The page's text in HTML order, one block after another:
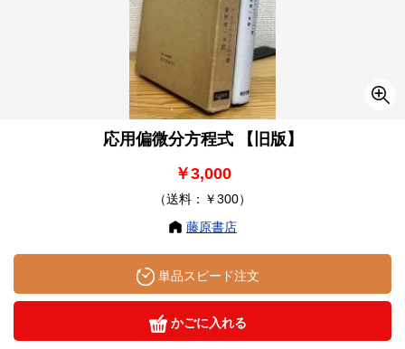
応用偏微分方程式 【旧版】
￥3,000
（送料：￥300）
藤原書店
単品スピード注文
かごに入れる